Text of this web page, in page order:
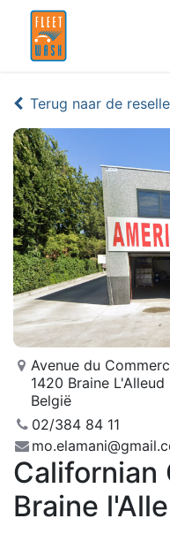
Terug naar de
Avenue du
1420 Braine L'Alleud
België
02/384 84 11
Californian
Braine